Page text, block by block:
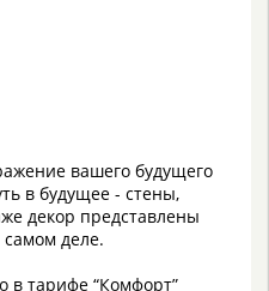
вашего будущего
в будущее - стены,
декор представлены
самом деле.
в тарифе “Комфорт”